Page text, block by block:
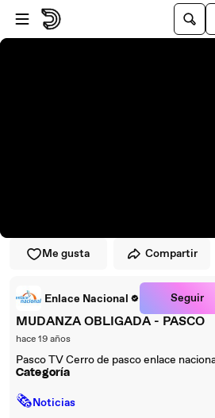
Saltar al reproductor
Saltar al contenido principal
Me gusta Compartir
Enlace Nacional Seguir
MUDANZA OBLIGADA - PASCO
hace 19 años
Pasco TV Cerro de pasco enlace
Categoría
🗞Noticias